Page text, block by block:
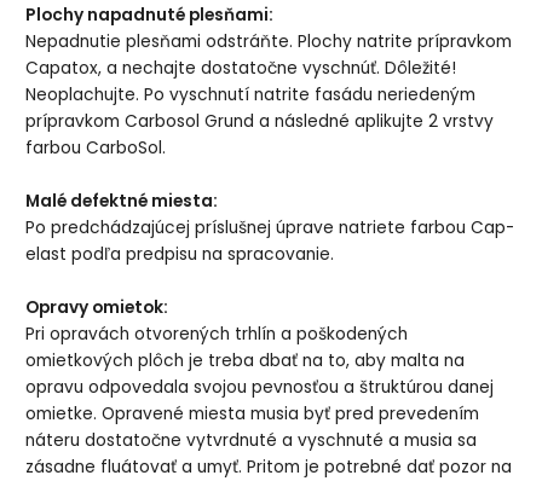
Plochy napadnuté plesňami:
Nepadnutie plesňami odstráňte. Plochy natrite prípravkom
Capatox, a nechajte dostatočne vyschnúť. Dôležité!
Neoplachujte. Po vyschnutí natrite fasádu neriedeným
prípravkom Carbosol Grund a následné aplikujte 2 vrstvy
farbou CarboSol.
Malé defektné miesta:
Po predchádzajúcej príslušnej úprave natriete farbou Cap-
elast podľa predpisu na spracovanie.
Opravy omietok:
Pri opravách otvorených trhlín a poškodených
omietkových plôch je treba dbať na to, aby malta na
opravu odpovedala svojou pevnosťou a štruktúrou danej
omietke. Opravené miesta musia byť pred prevedením
náteru dostatočne vytvrdnuté a vyschnuté a musia sa
zásadne fluátovať a umyť. Pritom je potrebné dať pozor na